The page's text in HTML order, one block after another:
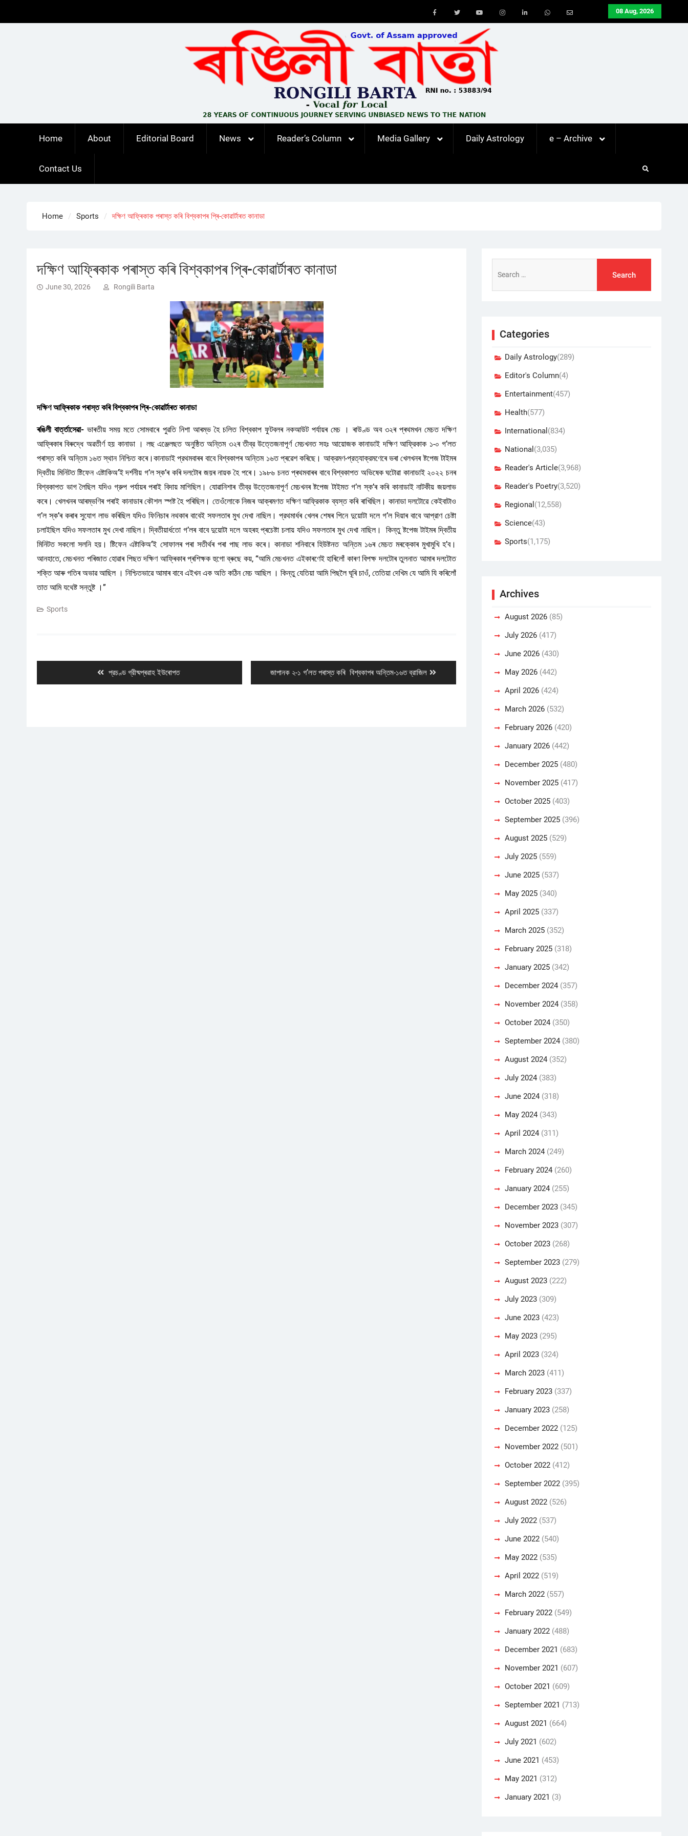
08 Aug, 2026
Youtube
Home About Editorial Board News Reader’s Column Media Gallery Daily Astrology e – Archive
Contact Us
Home Sports দক্ষিণ আফ্ৰিকাক পৰাস্ত কৰি বিশ্বকাপৰ প্ৰি-কোৱাৰ্টাৰত কানাডা
দক্ষিণ আফ্ৰিকাক পৰাস্ত কৰি বিশ্বকাপৰ প্ৰি-কোৱাৰ্টাৰত কানাডা
June 30, 2026 Rongili Barta
দক্ষিণ আফ্ৰিকাক পৰাস্ত কৰি বিশ্বকাপৰ প্ৰি-কোৱাৰ্টাৰত কানাডা
ৰঙিলী বাৰ্ত্তাসেৱা- ভাৰতীয় সময় মতে সোমবাৰে পুৱতি নিশা আৰম্ভ হৈ চলিত বিশ্বকাপ ফুটবলৰ নকআউট পৰ্যায়ৰ মেচ । ৰাউণ্ড অব ৩২ৰ প্ৰথমখন মেচত দক্ষিণ
আফ্ৰিকাৰ বিৰুদ্ধে অৱতীৰ্ণ হয় কানাডা । লছ এঞ্জেলছত অনুষ্ঠিত অন্তিম ৩২ৰ তীব্র উত্তেজনাপূর্ণ মেচখনত সহঃ আয়োজক কানাডাই দক্ষিণ আফ্রিকাক ১-০ গ’লত
পৰাস্ত কৰি অন্তিম ১৬ত স্থান নিশ্চিত কৰে।কানাডাই প্রথমবাৰৰ বাবে বিশ্বকাপৰ অন্তিম ১৬ত প্ৰৱেশ কৰিছে। আক্রমণ-প্রত্যাক্রমণেৰে ভৰা খেলখনৰ ষ্টপেজ টাইমৰ
দ্বিতীয় মিনিটত ষ্টিফেন এষ্টাকিঅ’ই দর্শনীয় গ’ল স্ক’ৰ কৰি দলটোৰ জয়ৰ নায়ক হৈ পৰে। ১৯৮৬ চনত প্ৰথমবাৰৰ বাবে বিশ্বকাপত অভিষেক ঘটোৱা কানাডাই ২০২২ চনৰ
বিশ্বকাপত ভাগ লৈছিল যদিও গ্রুপ পৰ্যায়ৰ পৰাই বিদায় মাগিছিল। যোৱানিশাৰ তীব্র উত্তেজনাপূর্ণ মেচখনৰ ষ্টপেজ টাইমত গ’ল স্ক’ৰ কৰি কানাডাই নাটকীয় জয়লাভ
কৰে। খেলখনৰ আৰম্ভণিৰ পৰাই কানাডাৰ কৌশল স্পষ্ট হৈ পৰিছিল। তেওঁলোকে নিজৰ আক্ৰমণত দক্ষিণ আফ্রিকাক ব্যস্ত কৰি ৰাখিছিল। কানাডা দলটোৱে কেইবাটাও
গ’ল স্ক’ৰ কৰাৰ সুযোগ লাভ কৰিছিল যদিও ফিনিচাৰ নথকাৰ বাবেই সফলতাৰ মুখ দেখা নাছিল। প্রথমার্ধৰ খেলৰ শেষৰ পিনে দুয়োটা দলে গ’ল দিয়াৰ বাবে আপ্রাণ চেষ্টা
চলাইছিল যদিও সফলতাৰ মুখ দেখা নাছিল। দ্বিতীয়ার্ধতো গ’লৰ বাবে দুয়োটা দলে অহৰহ প্ৰচেষ্টা চলায় যদিও সফলতাৰ মুখ দেখা নাছিল। কিন্তু ষ্টপেজ টাইমৰ দ্বিতীয়
মিনিটত সকলো সলনি হয়। ষ্টিফেন এষ্টাকিঅ’ই সোফালৰ পৰা সতীৰ্থৰ পৰা পাছ লাভ কৰে। কানাডা শনিবাৰে হিউষ্টনত অন্তিম ১৬ৰ মেচত মৰক্কোৰ মুখামুখি হ’ব।
আনহাতে, মেচখনত পৰিজাত হোৱাৰ পিছত দক্ষিণ আফ্ৰিকাৰ প্ৰশিক্ষক হুগো ব্ৰুছে কয়, “আমি মেচখনত এইকাৰণেই হাৰিলোঁ কাৰণ বিপক্ষ দলটোৰ তুলনাত আমাৰ দলটোত
শক্তি আৰু গতিৰ অভাৱ আছিল । নিশ্চিতভাৱে আমাৰ বাবে এইখন এক অতি কঠিন মেচ আছিল । কিন্তু যেতিয়া আমি পিছলৈ ঘূৰি চাওঁ, তেতিয়া দেখিম যে আমি যি কৰিলোঁ
তাত আমি যথেষ্ট সন্তুষ্ট ।”
Sports
Previous
post:
প্রচণ্ড গ্রীষ্মপ্ৰৱাহ ইউৰোপত
Next
post:
জাপানক ২-১ গ’লত পৰাস্ত কৰি বিশ্বকাপৰ অন্তিম-১৬ত ব্রাজিল
for:
Categories
Daily Astrology(289)
Editor's Column(4)
Entertainment(457)
Health(577)
International (834)
National (3,035)
Reader's Article(3,968)
Reader's Poetry(3,520)
Regional (12,558)
Science(43)
Sports(1,175)
Archives
August 2026 (85)
July 2026 (417)
June 2026 (430)
May 2026 (442)
April 2026 (424)
March 2026 (532)
February 2026 (420)
January 2026 (442)
December 2025 (480)
November 2025 (417)
October 2025 (403)
September 2025 (396)
August 2025 (529)
July 2025 (559)
June 2025 (537)
May 2025 (340)
April 2025 (337)
March 2025 (352)
February 2025 (318)
January 2025 (342)
December 2024 (357)
November 2024 (358)
October 2024 (350)
September 2024 (380)
August 2024 (352)
July 2024 (383)
June 2024 (318)
May 2024 (343)
April 2024 (311)
March 2024 (249)
February 2024 (260)
January 2024 (255)
December 2023 (345)
November 2023 (307)
October 2023 (268)
September 2023 (279)
August 2023 (222)
July 2023 (309)
June 2023 (423)
May 2023 (295)
April 2023 (324)
March 2023 (411)
February 2023 (337)
January 2023 (258)
December 2022 (125)
November 2022 (501)
October 2022 (412)
September 2022 (395)
August 2022 (526)
July 2022 (537)
June 2022 (540)
May 2022 (535)
April 2022 (519)
March 2022 (557)
February 2022 (549)
January 2022 (488)
December 2021 (683)
November 2021 (607)
October 2021 (609)
September 2021 (713)
August 2021 (664)
July 2021 (602)
June 2021 (453)
May 2021 (312)
January 2021 (3)